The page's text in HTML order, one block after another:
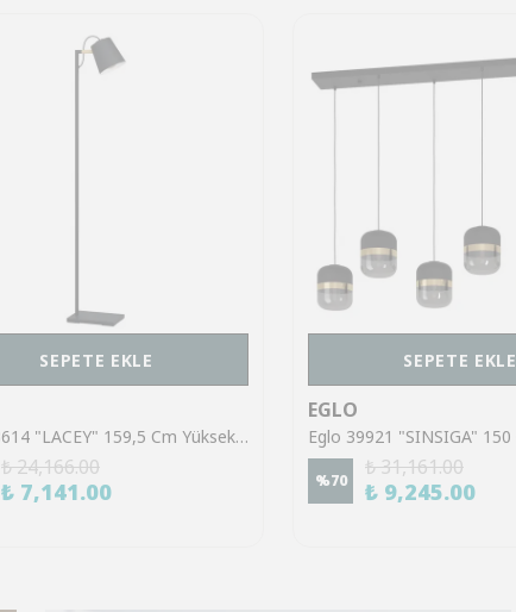
SEPETE EKLE
Eglo 43614 "LACEY" 159,5 Cm Yüksekliğinde Çelik, Ahşap Köşe Lambası Lambader
₺ 24,166.00
₺ 7,141.00
SEPETE EKLE
EGLO
%70
₺ 31,161.00
₺ 9,245.00